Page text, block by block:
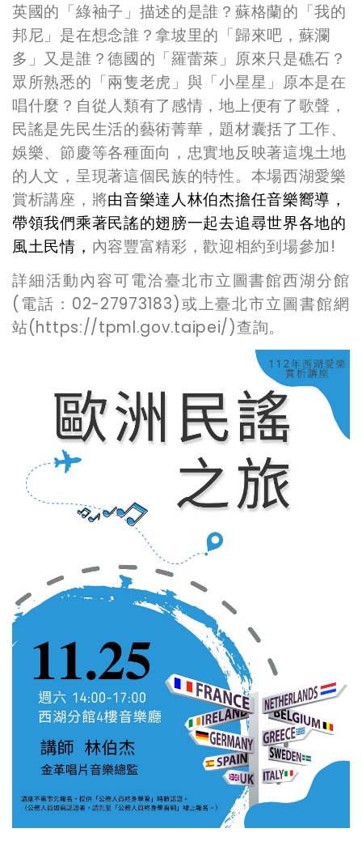
英國的「綠袖子」描述的是誰？蘇格蘭的「我的
邦尼」是在想念誰？拿坡里的「歸來吧，蘇瀾
多」又是誰？德國的「羅蕾萊」原來只是礁石？
眾所熟悉的「兩隻老虎」與「小星星」原本是在
唱什麼？自從人類有了感情，地上便有了歌聲，
民謠是先民生活的藝術菁華，題材囊括了工作、
娛樂、節慶等各種面向，忠實地反映著這塊土地
的人文，呈現著這個民族的特性。本場西湖愛樂
賞析講座，將由音樂達人林伯杰擔任音樂嚮導，
帶領我們乘著民謠的翅膀一起去追尋世界各地的
風土民情， 內容豐富精彩，歡迎相約到場參加!
詳細活動內容可電洽臺北市立圖書館西湖分館
(電話：02-27973183)或上臺北市立圖書館網
站(https://tpml.gov.taipei/)查詢。